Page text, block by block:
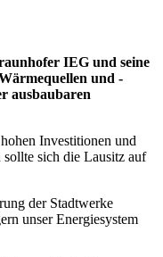
IEG und seine
und -
ausbaubaren
Investitionen und
sich die Lausitz auf
der Stadtwerke
unser Energiesystem